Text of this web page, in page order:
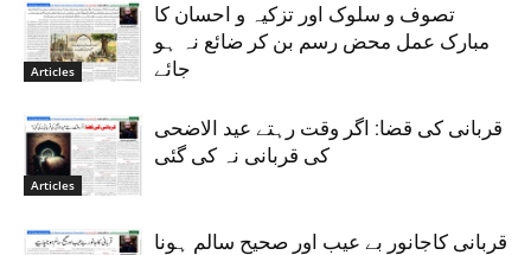
Articles
تصوف و سلوک اور تزکیہ و احسان کا
مبارک عمل محض رسم بن کر ضائع نہ ہو
جائے
Articles
قربانی کی قضا: اگر وقت رہتے عید الاضحی
کی قربانی نہ کی گئی
قربانی کاجانور بے عیب اور صحیح سالم ہونا